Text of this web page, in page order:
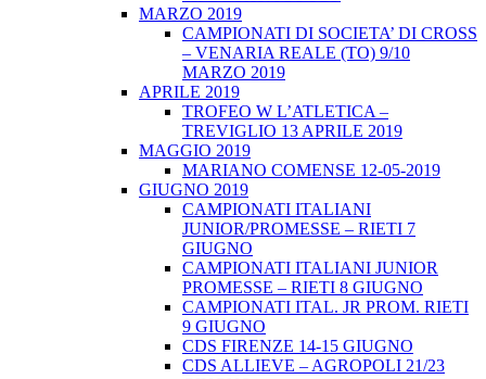
MARZO 2019
CAMPIONATI DI SOCIETA’ DI CROSS
– VENARIA REALE (TO) 9/10
MARZO 2019
APRILE 2019
TROFEO W L’ATLETICA –
TREVIGLIO 13 APRILE 2019
MAGGIO 2019
MARIANO COMENSE 12-05-2019
GIUGNO 2019
CAMPIONATI ITALIANI
JUNIOR/PROMESSE – RIETI 7
GIUGNO
CAMPIONATI ITALIANI JUNIOR
PROMESSE – RIETI 8 GIUGNO
CAMPIONATI ITAL. JR PROM. RIETI
9 GIUGNO
CDS FIRENZE 14-15 GIUGNO
CDS ALLIEVE – AGROPOLI 21/23